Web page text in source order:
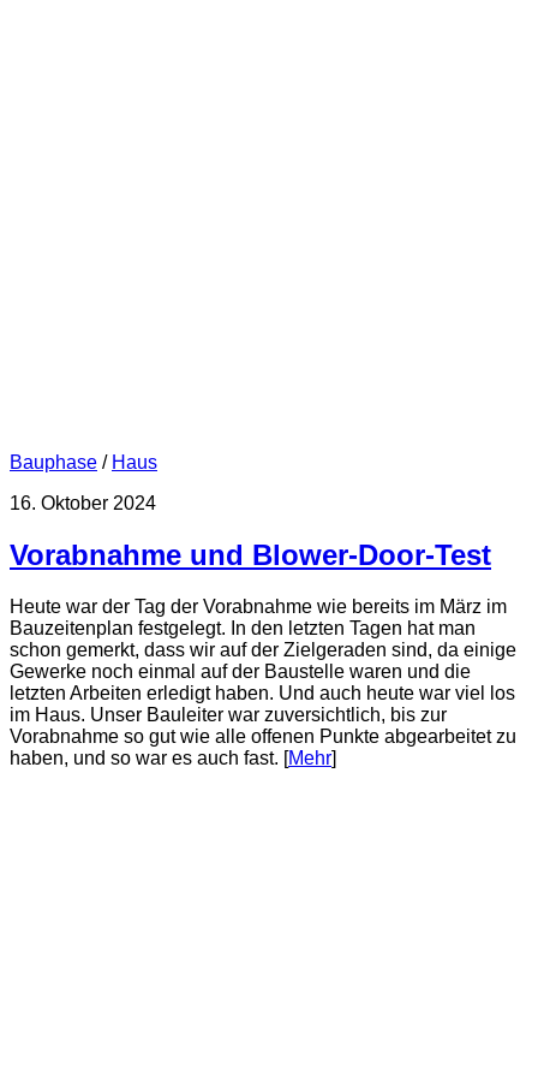
Bauphase / Haus
16. Oktober 2024
Vorabnahme und Blower-Door-Test
Heute war der Tag der Vorabnahme wie bereits im März im
Bauzeitenplan festgelegt. In den letzten Tagen hat man
schon gemerkt, dass wir auf der Zielgeraden sind, da einige
Gewerke noch einmal auf der Baustelle waren und die
letzten Arbeiten erledigt haben. Und auch heute war viel los
im Haus. Unser Bauleiter war zuversichtlich, bis zur
Vorabnahme so gut wie alle offenen Punkte abgearbeitet zu
haben, und so war es auch fast. [Mehr]